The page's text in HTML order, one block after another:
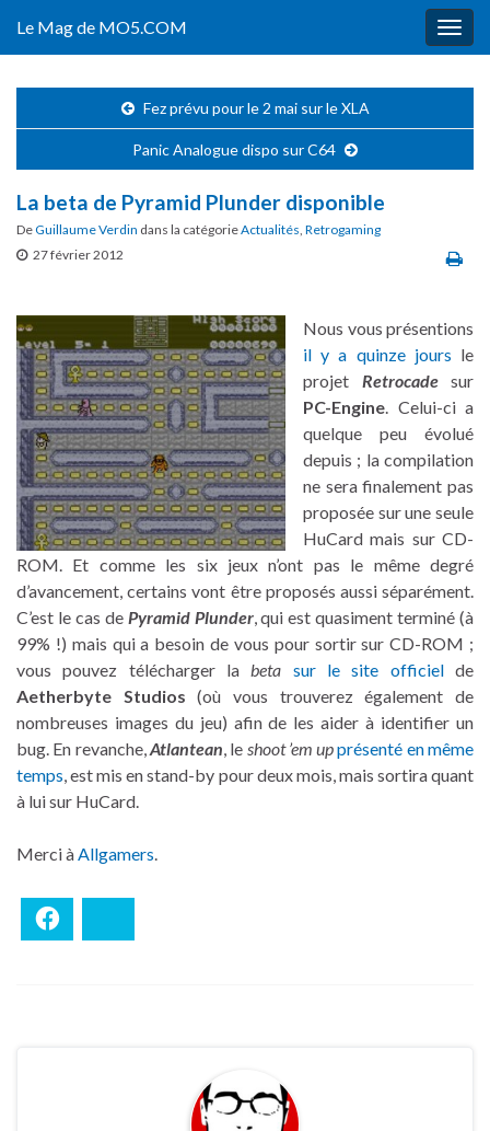
Le Mag de MO5.COM
Fez prévu pour le 2 mai sur le XLA
Panic Analogue dispo sur C64
La beta de Pyramid Plunder disponible
DeGuillaume Verdin dans la catégorieActualités, Retrogaming
27 février 2012
Nous vous présentions
il y a quinze jours le
projet Retrocadesur
PC-Engine. Celui-ci a
quelque peu évolué
depuis ; la compilation
ne sera finalement pas
proposée sur une seule
HuCard mais sur CD-
ROM. Et comme les six jeux n’ont pas le même degré
d’avancement, certains vont être proposés aussi séparément.
C’est le cas de Pyramid Plunder, qui est quasiment terminé (à
99% !) mais qui a besoin de vous pour sortir sur CD-ROM ;
vous pouvez télécharger labeta sur le site officielde
Aetherbyte Studios (où vous trouverez également de
nombreuses images du jeu) afin de les aider à identifier un
bug. En revanche,Atlantean, le shoot ’em upprésenté en même
temps, est mis en stand-by pour deux mois, mais sortira quant
à lui sur HuCard.
Merci àAllgamers.